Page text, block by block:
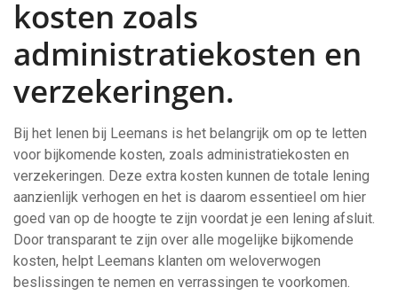
kosten zoals
administratiekosten en
verzekeringen.
Bij het lenen bij Leemans is het belangrijk om op te letten
voor bijkomende kosten, zoals administratiekosten en
verzekeringen. Deze extra kosten kunnen de totale lening
aanzienlijk verhogen en het is daarom essentieel om hier
goed van op de hoogte te zijn voordat je een lening afsluit.
Door transparant te zijn over alle mogelijke bijkomende
kosten, helpt Leemans klanten om weloverwogen
beslissingen te nemen en verrassingen te voorkomen.